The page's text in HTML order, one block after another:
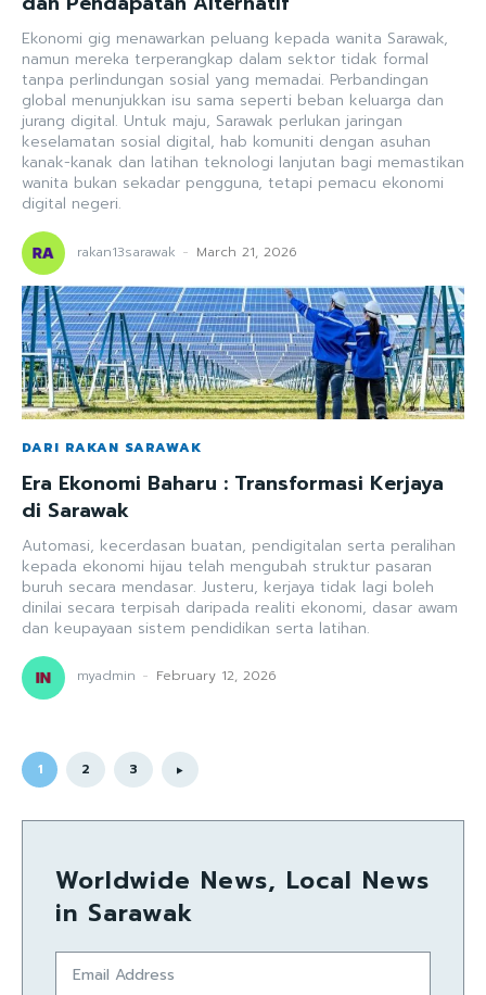
Ekonomi gig menawarkan peluang kepada wanita Sarawak,
namun mereka terperangkap dalam sektor tidak formal
tanpa perlindungan sosial yang memadai. Perbandingan
global menunjukkan isu sama seperti beban keluarga dan
jurang digital. Untuk maju, Sarawak perlukan jaringan
keselamatan sosial digital, hab komuniti dengan asuhan
kanak-kanak dan latihan teknologi lanjutan bagi memastikan
wanita bukan sekadar pengguna, tetapi pemacu ekonomi
digital negeri.
rakan13sarawak - March 21, 2026
DARI RAKAN SARAWAK
Era Ekonomi Baharu : Transformasi Kerjaya
di Sarawak
Automasi, kecerdasan buatan, pendigitalan serta peralihan
kepada ekonomi hijau telah mengubah struktur pasaran
buruh secara mendasar. Justeru, kerjaya tidak lagi boleh
dinilai secara terpisah daripada realiti ekonomi, dasar awam
dan keupayaan sistem pendidikan serta latihan.
myadmin - February 12, 2026
1 2 3
Worldwide News, Local News
in Sarawak